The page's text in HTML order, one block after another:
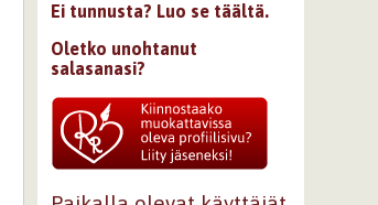
Ei tunnusta? Luo se täältä.
Oletko unohtanut
salasanasi?